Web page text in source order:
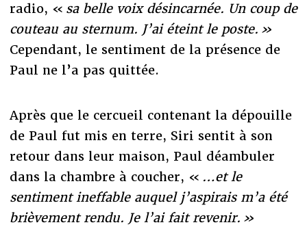
radio, « sa belle voix désincarnée. Un coup de
couteau au sternum. J’ai éteint le poste. »
Cependant, le sentiment de la présence de
Paul ne l’a pas quittée.
Après que le cercueil contenant la dépouille
de Paul fut mis en terre, Siri sentit à son
retour dans leur maison, Paul déambuler
dans la chambre à coucher, « …et le
sentiment ineffable auquel j’aspirais m’a été
brièvement rendu. Je l’ai fait revenir. »